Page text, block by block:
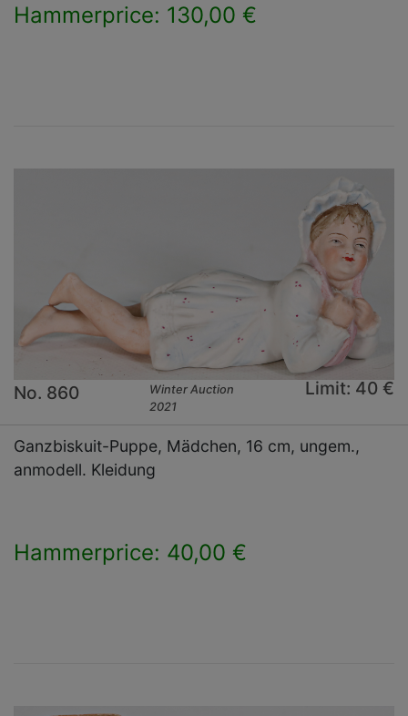
Hammerprice: 130,00 €
No. 860
Winter Auction
2021
Limit: 40 €
Ganzbiskuit-Puppe, Mädchen, 16 cm, ungem.,
anmodell. Kleidung
Hammerprice: 40,00 €